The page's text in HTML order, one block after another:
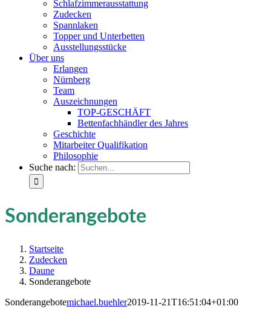
Schlafzimmerausstattung
Zudecken
Spannlaken
Topper und Unterbetten
Ausstellungsstücke
Über uns
Erlangen
Nürnberg
Team
Auszeichnungen
TOP-GESCHÄFT
Bettenfachhändler des Jahres
Geschichte
Mitarbeiter Qualifikation
Philosophie
Suche nach:
Sonderangebote
Startseite
Zudecken
Daune
Sonderangebote
Sonderangebotemichael.buehler2019-11-21T16:51:04+01:00